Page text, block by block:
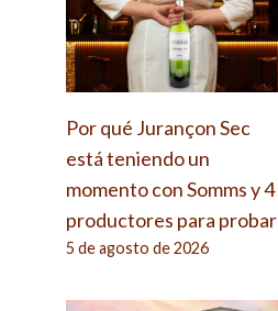
Por qué Jurançon Sec
está teniendo un
momento con Somms y 4
productores para probar
5 de agosto de 2026